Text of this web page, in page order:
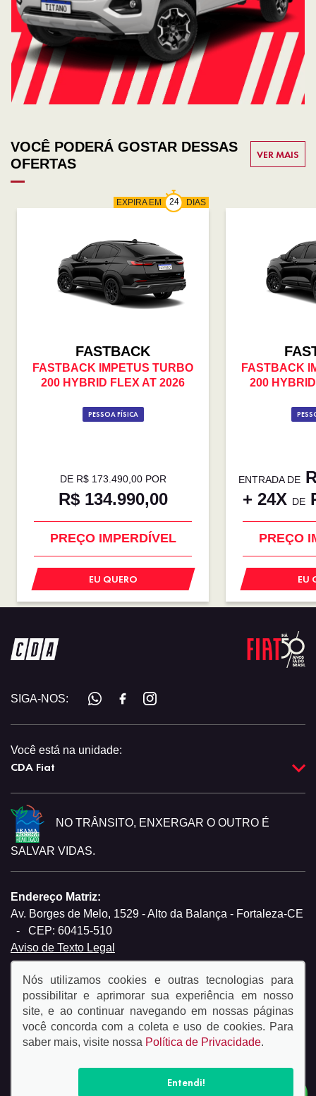
VOCÊ PODERÁ GOSTAR DESSAS
OFERTAS
VER MAIS
EXPIRA EM DIAS
FASTBACK
FASTBACK IMPETUS TURBO
200 HYBRID FLEX AT 2026
PESSOA FÍSICA
DE R$ 173.490,00 POR
R$ 134.990,00
EU QUERO
FASTBACK
200
ENTRADA DE
+ 24X DE
EU
SIGA-NOS:
Você está na unidade:
CDA Fiat
NO TRÂNSITO, ENXERGAR O OUTRO É
SALVAR VIDAS.
Endereço Matriz:
Av. Borges de Melo, 1529 - Alto da Balança - Fortaleza-CE
-
CEP: 60415-510
Aviso de Texto Legal
© Copyright 2026
privacidade.
Nós utilizamos cookies e outras tecnologias para
possibilitar e aprimorar sua experiência em nosso
site, e ao continuar navegando em nossas páginas
você concorda com a coleta e uso de cookies. Para
saber mais, visite nossa Política de Privacidade.
Entendi!